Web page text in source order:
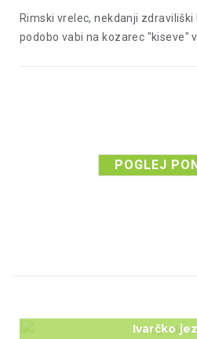
Rimski vrelec, nekdanji
podobo vabi na kozarec "kiseve"
POGLEJ
Ivarčko